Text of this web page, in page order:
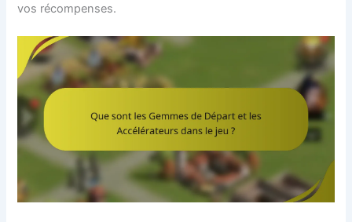
vos récompenses.